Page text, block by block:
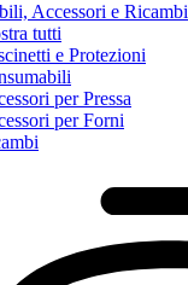
Accessori e Ricambi
tutti
e Protezioni
per Pressa
per Forni